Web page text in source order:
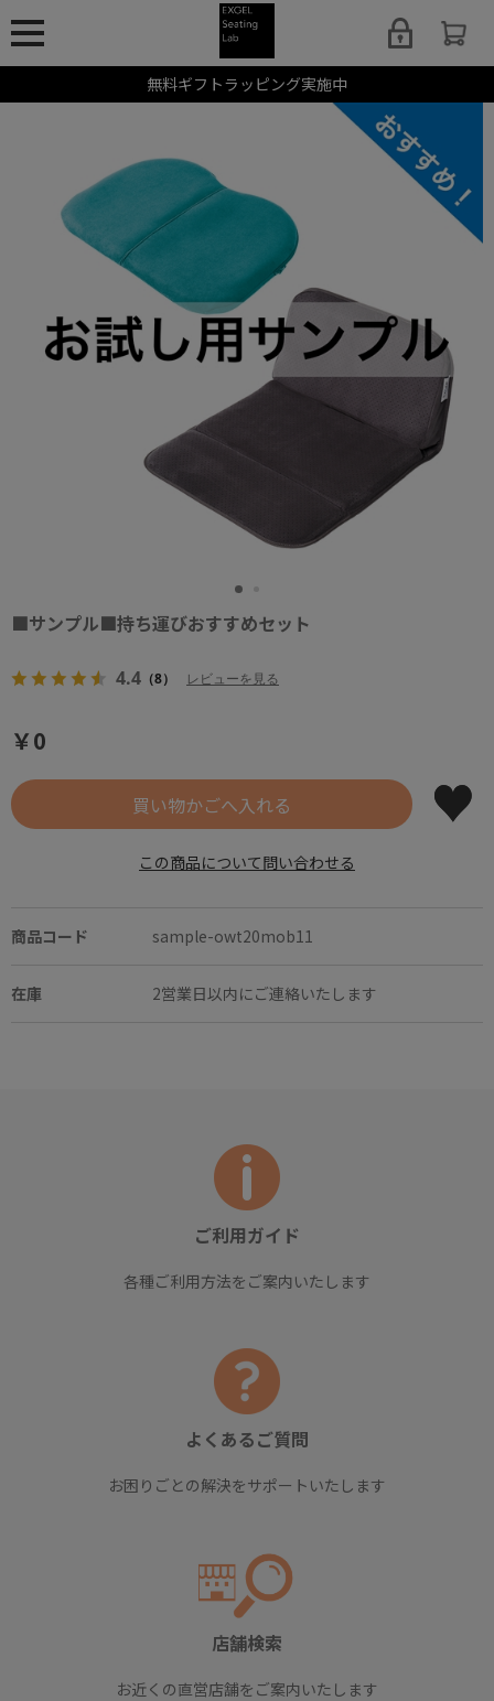
無料ギフトラッピング実施中
ご利用ガイド
各種ご利用方法をご案内いたします
よくあるご質問
お困りごとの解決をサポートいたします
店舗検索
お近くの直営店舗をご案内いたします
■サンプル■持ち運びおすすめセット
4.4 （8） レビューを見る
￥0
商品コード sample-owt20mob11
在庫 2営業日以内にご連絡いたします
この商品について問い合わせる